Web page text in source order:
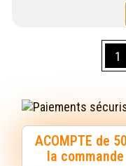
1
ACOMPTE de
la